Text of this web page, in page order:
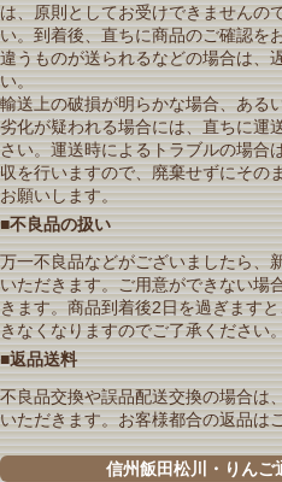
は、原則としてお受けできませんの
い。到着後、直ちに商品のご確認を
違うものが送られるなどの場合は、
い。
輸送上の破損が明らかな場合、ある
劣化が疑われる場合には、直ちに運
さい。運送時によるトラブルの場合
収を行いますので、廃棄せずにその
お願いします。
■不良品の扱い
万一不良品などがございましたら、
いただきます。ご用意ができない場
きます。商品到着後2日を過ぎます
きなくなりますのでご了承ください
■返品送料
不良品交換や誤品配送交換の場合は
いただきます。お客様都合の返品は
信州飯田松川・りんご